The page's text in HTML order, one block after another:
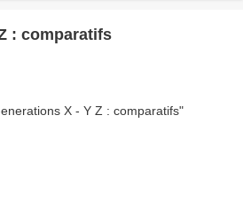
: comparatifs